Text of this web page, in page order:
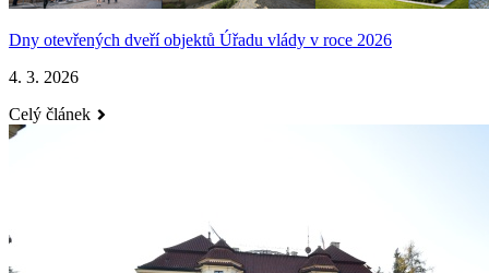
Dny otevřených dveří objektů Úřadu vlády v roce 2026
4. 3. 2026
Celý článek